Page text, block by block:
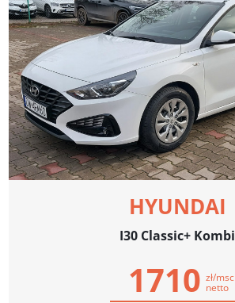
HYUNDAI
I30 Classic+ Kombi
1710 zł/msc
netto